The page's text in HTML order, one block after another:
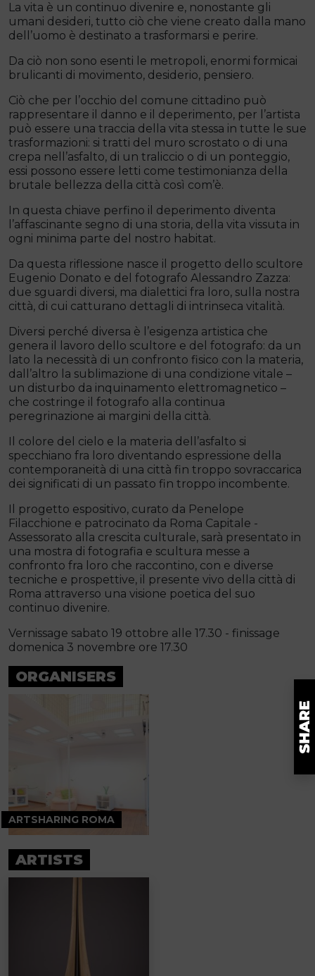
La vita è un continuo divenire e, nonostante gli
umani desideri, tutto ciò che viene creato dalla mano
dell’uomo è destinato a trasformarsi e perire.
Da ciò non sono esenti le metropoli, enormi formicai
brulicanti di movimento, desiderio, pensiero.
Ciò che per l’occhio del comune cittadino può
rappresentare il danno e il deperimento, per l’artista
può essere una traccia della vita stessa in tutte le sue
trasformazioni: si tratti del muro scrostato o di una
crepa nell’asfalto, di un traliccio o di un ponteggio,
essi possono essere letti come testimonianza della
brutale bellezza della città così com’è.
In questa chiave perfino il deperimento diventa
l’affascinante segno di una storia, della vita vissuta in
ogni minima parte del nostro habitat.
Da questa riflessione nasce il progetto dello scultore
Eugenio Donato e del fotografo Alessandro Zazza:
due sguardi diversi, ma dialettici fra loro, sulla nostra
città, di cui catturano dettagli di intrinseca vitalità.
Diversi perché diversa è l’esigenza artistica che
genera il lavoro dello scultore e del fotografo: da un
lato la necessità di un confronto fisico con la materia,
dall’altro la sublimazione di una condizione vitale –
un disturbo da inquinamento elettromagnetico –
che costringe il fotografo alla continua
peregrinazione ai margini della città.
Il colore del cielo e la materia dell’asfalto si
specchiano fra loro diventando espressione della
contemporaneità di una città fin troppo sovraccarica
dei significati di un passato fin troppo incombente.
Il progetto espositivo, curato da Penelope
Filacchione e patrocinato da Roma Capitale -
Assessorato alla crescita culturale, sarà presentato in
una mostra di fotografia e scultura messe a
confronto fra loro che raccontino, con e diverse
tecniche e prospettive, il presente vivo della città di
Roma attraverso una visione poetica del suo
continuo divenire.
Vernissage sabato 19 ottobre alle 17.30 - finissage
domenica 3 novembre ore 17.30
ORGANISERS
ARTSHARING ROMA
ARTISTS